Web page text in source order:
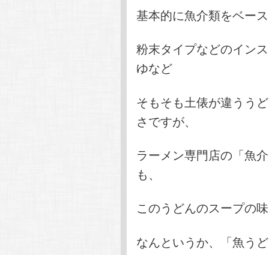
基本的に魚介類をベー
粉末タイプなどのイン
ゆなど
そもそも土俵が違うう
さですが、
ラーメン専門店の「魚
も、
このうどんのスープの
なんというか、「魚う